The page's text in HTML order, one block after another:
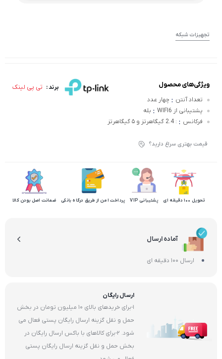
تجهیزات شبکه
برند : تی پی لینک ویژگی‌های محصول
تعداد آنتن : چهار عدد
پشتیبانی از WIFI6
: بله
فرکانس : : 2.4 گیگاهرتز و ۵ گیگاهرتز
قیمت بهتری سراغ دارید؟
تحویل 100 دقیقه ای پشتیبانی VIP پرداخت امن از طریق درگاه بانکی ضمانت اصل بودن کالا
آماده ارسال
ارسال 100 دقیقه ای
ارسال رایگان
1-برای خریدهای بالای 10 میلیون تومان در بخش
حمل و نقل گزینه ارسال رایگان پستی فعال می
شود. 2-برای کالاهای با باکس ارسال رایگان در
بخش حمل و نقل گزینه ارسال رایگان پستی